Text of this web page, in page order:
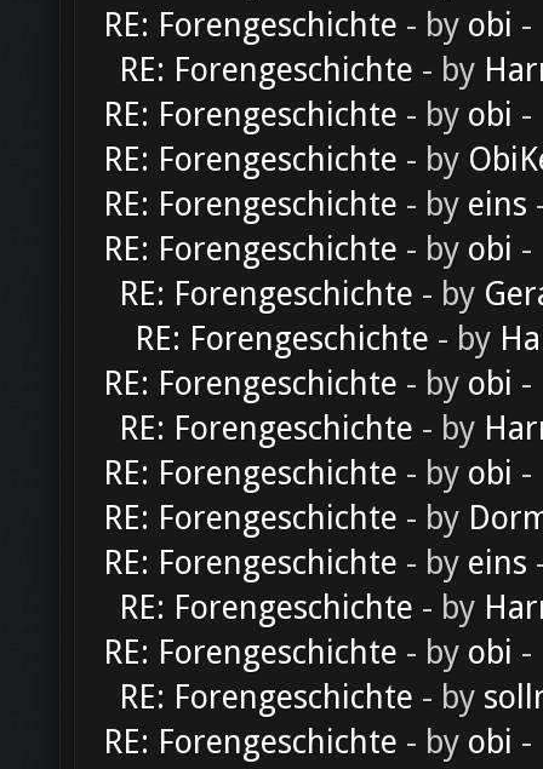
RE: Forengeschichte - by obi -
RE: Forengeschichte - by
RE: Forengeschichte - by obi -
RE: Forengeschichte - by
RE: Forengeschichte - by eins
RE: Forengeschichte - by obi -
RE: Forengeschichte - by
RE: Forengeschichte - by
RE: Forengeschichte - by obi -
RE: Forengeschichte - by
RE: Forengeschichte - by obi -
RE: Forengeschichte - by
RE: Forengeschichte - by eins
RE: Forengeschichte - by
RE: Forengeschichte - by obi -
RE: Forengeschichte - by
RE: Forengeschichte - by obi -